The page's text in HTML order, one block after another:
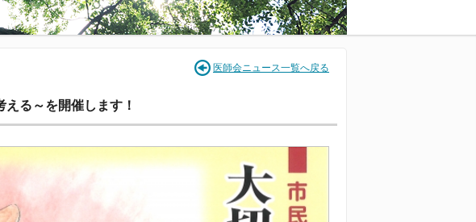
医師会ニュース一覧へ戻る
る～を開催します！